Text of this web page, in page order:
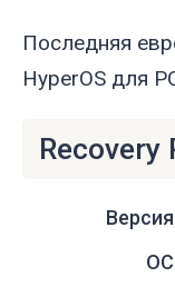
Последняя
HyperOS для
Recovery
Версия
ОС